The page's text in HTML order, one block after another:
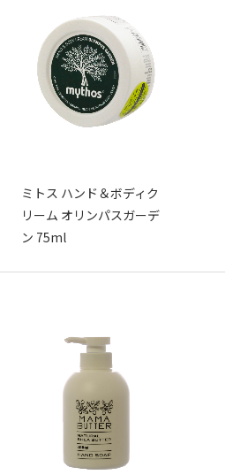
ミトス ハンド＆ボディク
リーム オリンパスガーデ
ン 75ml